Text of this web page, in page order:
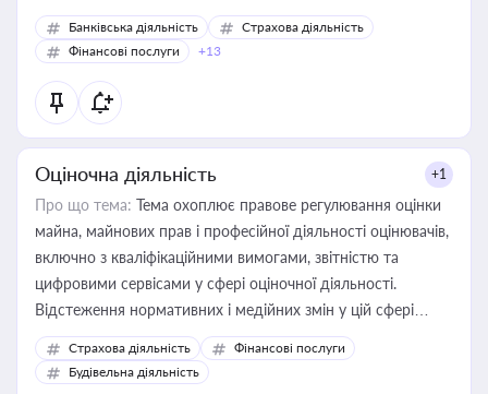
Банківська діяльність
Страхова діяльність
Фінансові послуги
+13
Оціночна діяльність +1
Про що тема: Тема охоплює правове регулювання оцінки
майна, майнових прав і професійної діяльності оцінювачів,
включно з кваліфікаційними вимогами, звітністю та
цифровими сервісами у сфері оціночної діяльності.
Відстеження нормативних і медійних змін у цій сфері
корисне для власника бізнесу, керівника, юриста або
бухгалтера під час оподаткування, приватизації, оренди
державного майна, корпоративних угод і перевірки
Страхова діяльність
Фінансові послуги
Будівельна діяльність